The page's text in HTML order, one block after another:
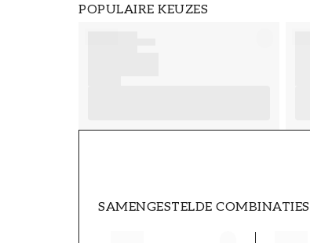
POPULAIRE KEUZES
SAMENGESTELDE COMBINATIES